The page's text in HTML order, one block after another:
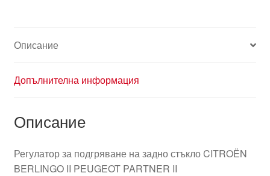
Партнър
9644851077
Описание
Допълнителна информация
Описание
Регулатор за подгряване на задно стъкло CITROËN
BERLINGO II PEUGEOT PARTNER II